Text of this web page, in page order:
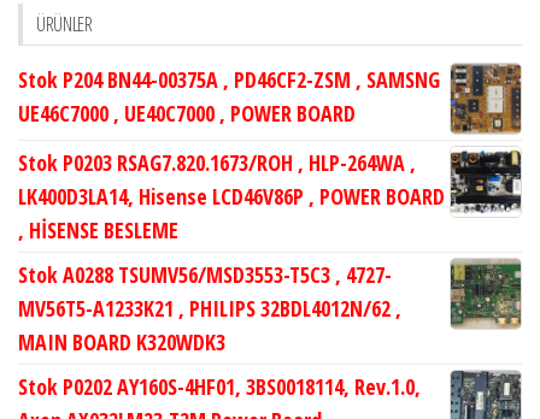
ÜRÜNLER
Stok P204 BN44-00375A , PD46CF2-ZSM , SAMSNG
UE46C7000 , UE40C7000 , POWER BOARD
Stok P0203 RSAG7.820.1673/ROH , HLP-264WA ,
LK400D3LA14, Hisense LCD46V86P , POWER BOARD
, HİSENSE BESLEME
Stok A0288 TSUMV56/MSD3553-T5C3 , 4727-
MV56T5-A1233K21 , PHILIPS 32BDL4012N/62 ,
MAIN BOARD K320WDK3
Stok P0202 AY160S-4HF01, 3BS0018114, Rev.1.0,